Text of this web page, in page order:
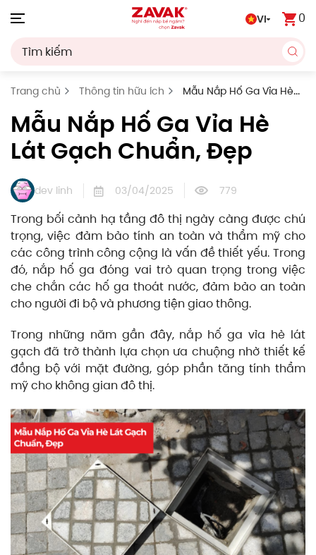
VI 0
Trang chủ Thông tin hữu ích
Mẫu Nắp Hố Ga Vỉa Hè
Lát Gạch Chuẩn, Đẹp
Mẫu Nắp Hố Ga Vỉa Hè
Lát Gạch Chuẩn, Đẹp
dev linh 03/04/2025 779
Trong bối cảnh hạ tầng đô thị ngày càng được chú
trọng, việc đảm bảo tính an toàn và thẩm mỹ cho
các công trình công cộng là vấn đề thiết yếu. Trong
đó, nắp hố ga đóng vai trò quan trọng trong việc
che chắn các hố ga thoát nước, đảm bảo an toàn
cho người đi bộ và phương tiện giao thông.
Trong những năm gần đây, nắp hố ga vỉa hè lát
gạch đã trở thành lựa chọn ưa chuộng nhờ thiết kế
đồng bộ với mặt đường, góp phần tăng tính thẩm
mỹ cho không gian đô thị.